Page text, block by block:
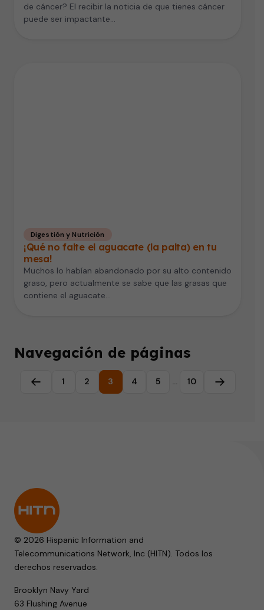
de cáncer? El recibir la noticia de que tienes cáncer
puede ser impactante…
Digestión y Nutrición
¡Qué no falte el aguacate (la palta) en tu
mesa!
Muchos lo habían abandonado por su alto contenido
graso, pero actualmente se sabe que las grasas que
contiene el aguacate…
Navegación de páginas
Página anterior
1 2 3 4 5 … 10 Página
© 2026 Hispanic Information and
Telecommunications Network, Inc (HITN). Todos los
derechos reservados.
Brooklyn Navy Yard
63 Flushing Avenue